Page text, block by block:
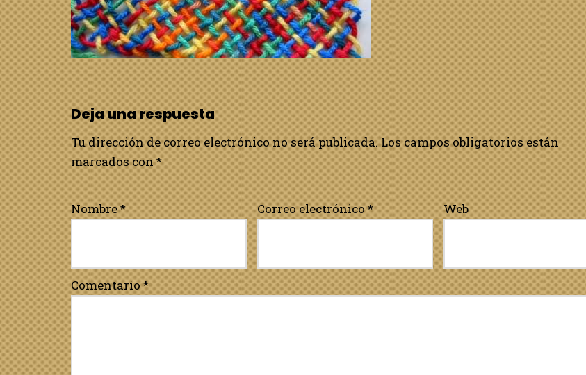
Deja una respuesta
Tu dirección de correo electrónico no será publicada. Los campos obligatorios están
marcados con*
Nombre* Correo electrónico* Web
Comentario*